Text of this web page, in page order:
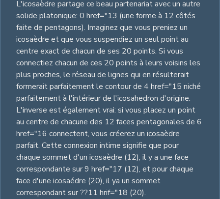
L'icosaèdre partage ce beau partenariat avec un autre
solide platonique: 0 href="13 (une forme à 12 côtés
faite de pentagons). Imaginez que vous preniez un
icosaèdre et que vous suspendiez un seul point au
centre exact de chacun de ses 20 points. Si vous
connectiez chacun de ces 20 points à leurs voisins les
plus proches, le réseau de lignes qui en résulterait
formerait parfaitement le contour de 4 href="15 niché
parfaitement à l'intérieur de l'icosahedron d'origine.
L'inverse est également vrai: si vous placez un point
au centre de chacune des 12 faces pentagonales de 6
href="16 connectent, vous créerez un icosaèdre
parfait. Cette connexion intime signifie que pour
chaque sommet d'un icosaèdre (12), il y a une face
correspondante sur 9 href="17 (12), et pour chaque
face d'une icosaédre (20), il ya un sommet
correspondant sur ??11 hrif="18 (20).